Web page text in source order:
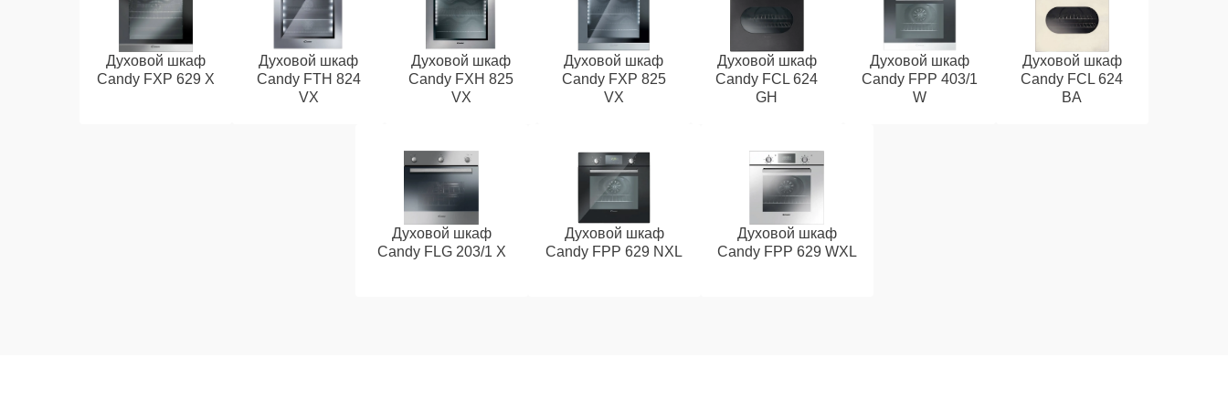
Духовой шкаф
Candy FXP 629 X
Духовой шкаф
Candy FTH 824
VX
Духовой шкаф
Candy FXH 825
VX
Духовой шкаф
Candy FXP 825
VX
Духовой шкаф
Candy FCL 624
GH
Духовой шкаф
Candy FPP 403/1
W
Духовой шкаф
Candy FCL 624
BA
Духовой шкаф
Candy FLG 203/1 X
Духовой шкаф
Candy FPP 629 NXL
Духовой шкаф
Candy FPP 629 WXL